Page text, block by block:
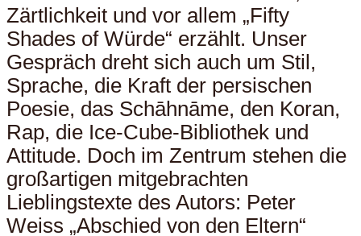
Zärtlichkeit und vor allem „Fifty
Shades of Würde“ erzählt. Unser
Gespräch dreht sich auch um Stil,
Sprache, die Kraft der persischen
Poesie, das Schāhnāme, den Koran,
Rap, die Ice-Cube-Bibliothek und
Attitude. Doch im Zentrum stehen die
großartigen mitgebrachten
Lieblingstexte des Autors: Peter
Weiss „Abschied von den Eltern“